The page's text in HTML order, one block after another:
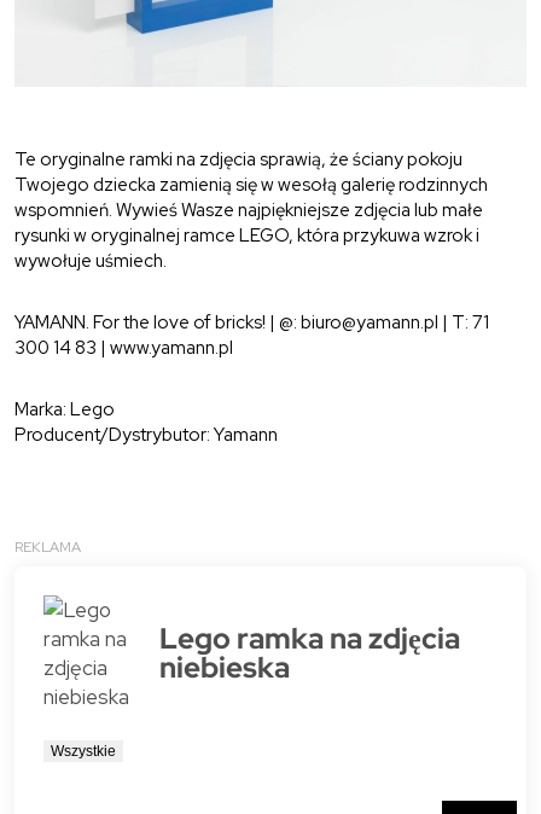
Te oryginalne ramki na zdjęcia sprawią, że ściany pokoju
Twojego dziecka zamienią się w wesołą galerię rodzinnych
wspomnień. Wywieś Wasze najpiękniejsze zdjęcia lub małe
rysunki w oryginalnej ramce LEGO, która przykuwa wzrok i
wywołuje uśmiech.
YAMANN. For the love of bricks! | @: biuro@yamann.pl | T: 71
300 14 83 | www.yamann.pl
Marka: Lego
Producent/Dystrybutor: Yamann